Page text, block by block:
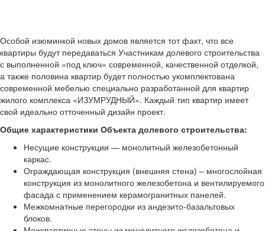
Особой изюминкой новых домов является тот факт, что все
квартиры будут передаваться Участникам долевого строительства
с выполненной «под ключ» современной, качественной отделкой,
а также половина квартир будет полностью укомплектована
современной мебелью специально разработанной для квартир
жилого комплекса «ИЗУМРУДНЫЙ». Каждый тип квартир имеет
свой идеально отточенный дизайн проект.
Общие характеристики Объекта долевого строительства:
Несущие конструкции — монолитный железобетонный
каркас.
Ограждающая конструкция (внешняя стена) – многослойная
конструкция из монолитного железобетона и вентилируемого
фасада с применением керамогранитных панелей.
Межкомнатные перегородки из андезито-базальтовых
блоков.